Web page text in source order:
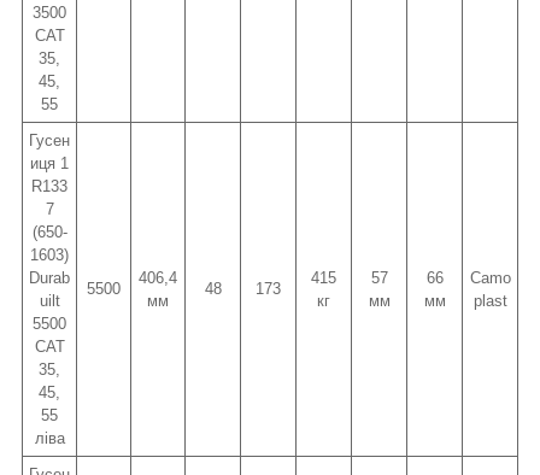
3500
CAT
35,
45,
55
Гусен
иця 1
R133
7
(650-
1603)
Durab
uilt
5500
CAT
35,
45,
55
ліва
5500
406,4
мм
48 173
415
кг
57
мм
66
мм
Camo
plast